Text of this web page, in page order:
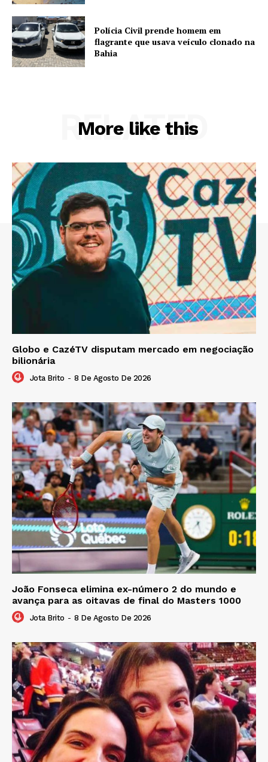
Polícia Civil prende homem em
flagrante que usava veículo clonado na
Bahia
More like this
RELATED
Globo e CazéTV disputam mercado em negociação
bilionária
Jota Brito - 8 De Agosto De 2026
João Fonseca elimina ex-número 2 do mundo e
avança para as oitavas de final do Masters 1000
Jota Brito - 8 De Agosto De 2026